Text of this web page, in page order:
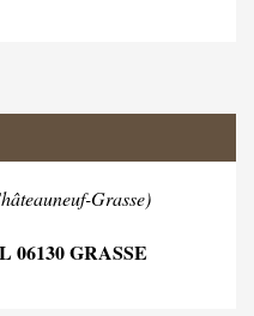
Grasse)
06130 GRASSE